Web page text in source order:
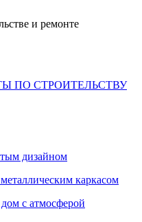
и ремонте
ПО СТРОИТЕЛЬСТВУ
дизайном
каркасом
с атмосферой